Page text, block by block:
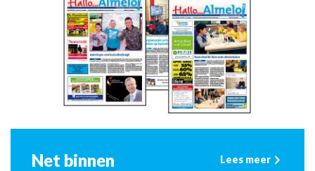
Net binnen Lees meer